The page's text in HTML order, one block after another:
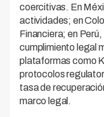
coercitivas. En
actividades; en
Financiera; en
cumplimiento legal
plataformas como
protocolos
tasa de
marco legal.